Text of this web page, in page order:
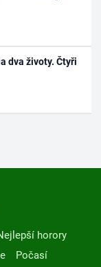
dva životy. Čtyři
horory
Počasí